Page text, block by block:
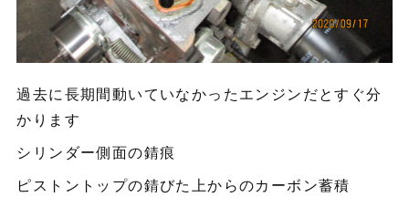
過去に長期間動いていなかったエンジンだとすぐ分
かります
シリンダー側面の錆痕
ピストントップの錆びた上からのカーボン蓄積